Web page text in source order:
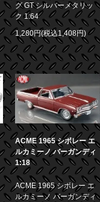
グ GT シルバーメタリッ
ク 1:64
1,280円(税込1,408円)
ACME 1965 シボレー エ
ルカミーノ バーガンディ
1:18
ACME 1965 シボレー エ
ルカミーノ バーガンディ